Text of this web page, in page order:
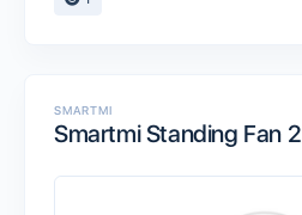
SMARTMI
Smartmi Standing Fan 2